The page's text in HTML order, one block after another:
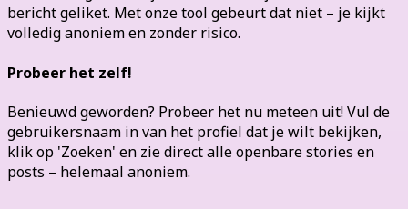
bericht geliket. Met onze tool gebeurt dat niet – je kijkt
volledig anoniem en zonder risico.
Probeer het zelf!
Benieuwd geworden? Probeer het nu meteen uit! Vul de
gebruikersnaam in van het profiel dat je wilt bekijken,
klik op 'Zoeken' en zie direct alle openbare stories en
posts – helemaal anoniem.